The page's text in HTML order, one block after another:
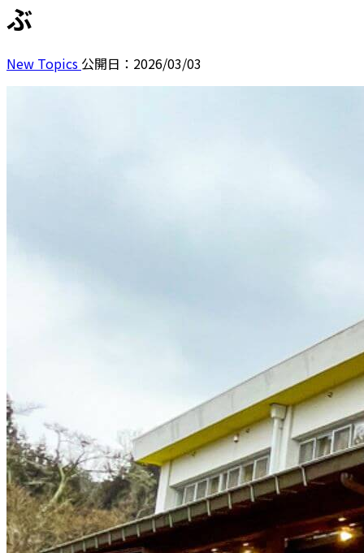
ぶ
New Topics 公開日：2026/03/03